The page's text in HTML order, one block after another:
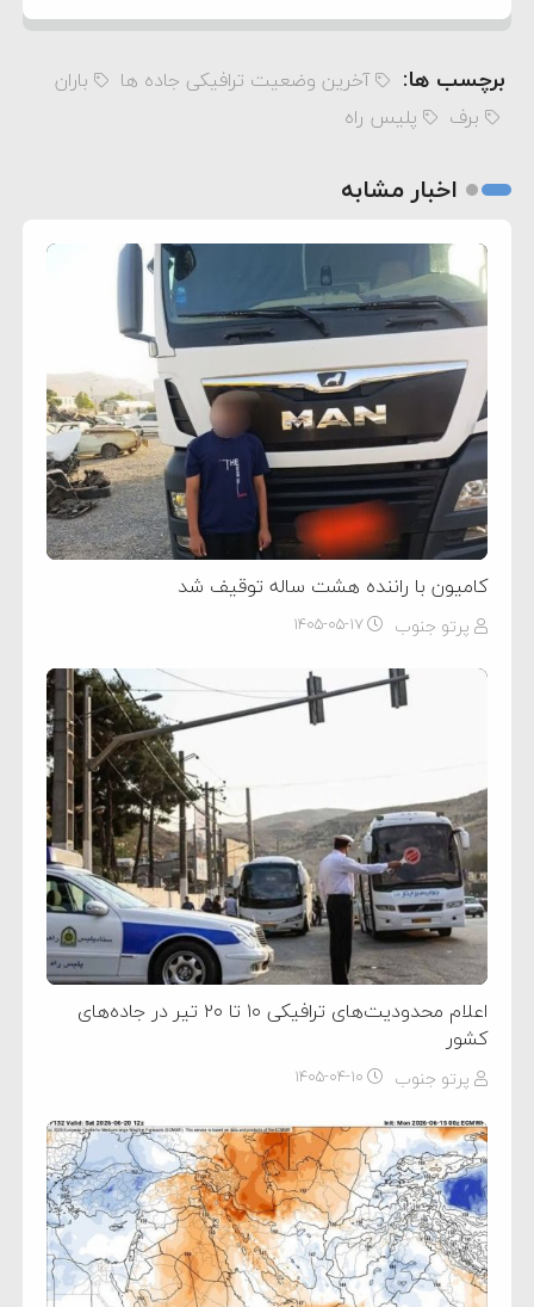
برچسب ها: آخرین وضعیت ترافیکی جاده ها
باران
برف
پلیس راه
اخبار مشابه
کامیون با راننده هشت ساله توقیف شد
پرتو جنوب ۱۴۰۵-۰۵-۱۷
اعلام محدودیت‌های ترافیکی ۱۰ تا ۲۰ تیر در جاده‌های
کشور
پرتو جنوب ۱۴۰۵-۰۴-۱۰